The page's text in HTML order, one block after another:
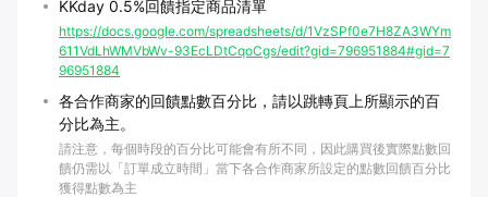
KKday 0.5%回饋指定商品清單
https://docs.google.com/spreadsheets/d/1VzSPf0e7H8ZA3WYm
611VdLhWMVbWv-93EcLDtCqoCgs/edit?gid=796951884#gid=7
96951884
各合作商家的回饋點數百分比，請以跳轉頁上所顯示的百
分比為主。
請注意，每個時段的百分比可能會有所不同，因此購買後實際點數回
饋仍需以「訂單成立時間」當下各合作商家所設定的點數回饋百分比
獲得點數為主